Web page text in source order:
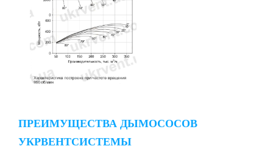
ПРЕИМУЩЕСТВА ДЫМОСОСОВ
УКРВЕНТСИСТЕМЫ